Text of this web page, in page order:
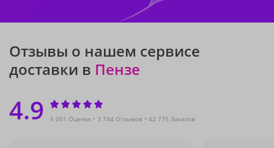
Отзывы о нашем сервисе
доставки в Пензе
4.9 5 001 Оценок 3 744 Отзывов 42 775 Заказов